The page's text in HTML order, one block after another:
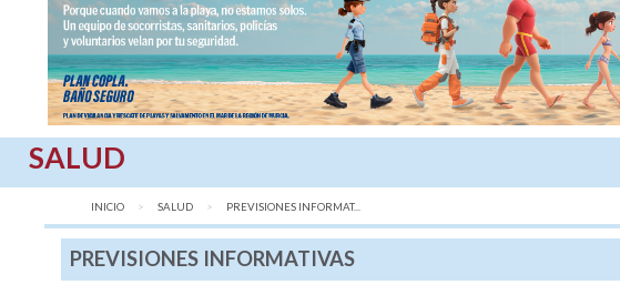
SALUD
INICIO SALUD AQUÍ:
PREVISIONES INFORMAT...
PREVISIONES INFORMATIVAS